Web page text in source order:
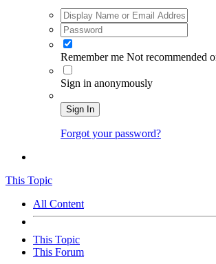
Remember me Not recommended
Sign in anonymously
Sign In
Forgot your password?
This Topic
All Content
This Topic
This Forum